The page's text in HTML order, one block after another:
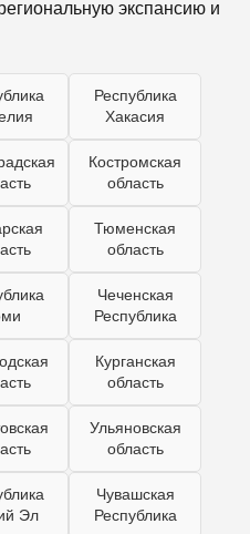
экспансию и
Республика
Хакасия
Костромская
область
Тюменская
область
Чеченская
Республика
Курганская
область
Ульяновская
область
Эл
Чувашская
Республика